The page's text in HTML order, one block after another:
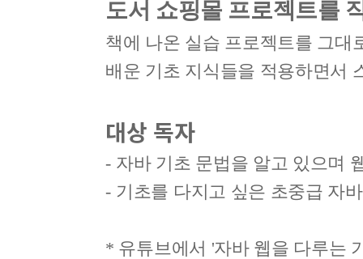
도서 쇼핑몰 프로젝트를
책에 나온 실습 프로젝트를 그대
배운 기초 지식들을 적용하면서
대상 독자
- 자바 기초 문법을 알고 있으며
- 기초를 다지고 싶은 초중급 자
* 유튜브에서 '자바 웹을 다루는